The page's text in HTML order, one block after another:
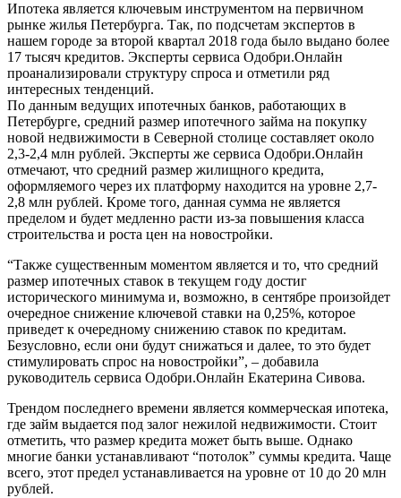
Ипотека является ключевым инструментом на первичном
рынке жилья Петербурга. Так, по подсчетам экспертов в
нашем городе за второй квартал 2018 года было выдано более
17 тысяч кредитов. Эксперты сервиса Одобри.Онлайн
проанализировали структуру спроса и отметили ряд
интересных тенденций.
По данным ведущих ипотечных банков, работающих в
Петербурге, средний размер ипотечного займа на покупку
новой недвижимости в Северной столице составляет около
2,3-2,4 млн рублей. Эксперты же сервиса Одобри.Онлайн
отмечают, что средний размер жилищного кредита,
оформляемого через их платформу находится на уровне 2,7-
2,8 млн рублей. Кроме того, данная сумма не является
пределом и будет медленно расти из-за повышения класса
строительства и роста цен на новостройки.
“Также существенным моментом является и то, что средний
размер ипотечных ставок в текущем году достиг
исторического минимума и, возможно, в сентябре произойдет
очередное снижение ключевой ставки на 0,25%, которое
приведет к очередному снижению ставок по кредитам.
Безусловно, если они будут снижаться и далее, то это будет
стимулировать спрос на новостройки”, – добавила
руководитель сервиса Одобри.Онлайн Екатерина Сивова.
Трендом последнего времени является коммерческая ипотека,
где займ выдается под залог нежилой недвижимости. Стоит
отметить, что размер кредита может быть выше. Однако
многие банки устанавливают “потолок” суммы кредита. Чаще
всего, этот предел устанавливается на уровне от 10 до 20 млн
рублей.